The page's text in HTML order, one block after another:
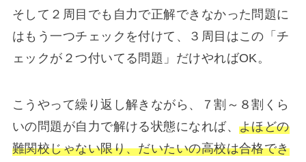
そして２周目でも自力で正解できなかった問題に
はもう一つチェックを付けて、３周目はこの「チ
ェックが２つ付いてる問題」だけやればOK。
こうやって繰り返し解きながら、７割～８割くら
いの問題が自力で解ける状態になれば、よほどの
難関校じゃない限り、だいたいの高校は合格でき